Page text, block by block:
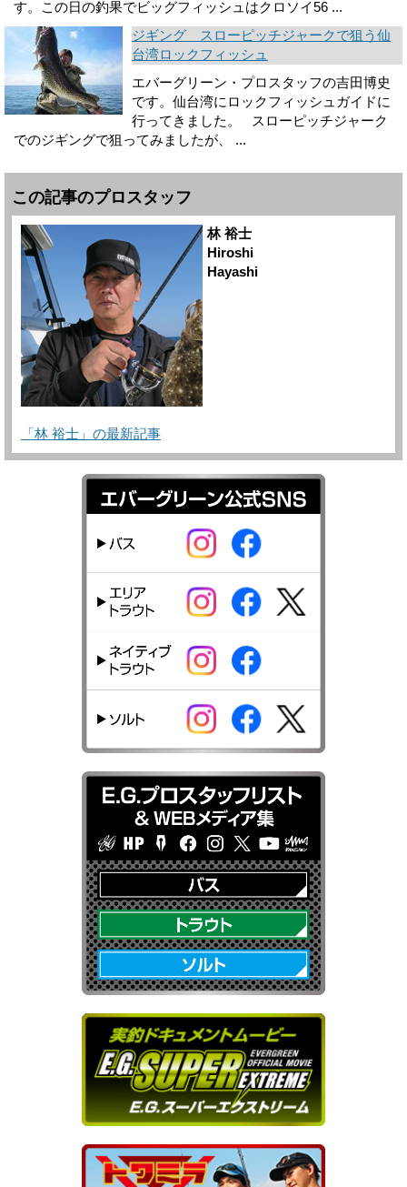
す。この日の釣果でビッグフィッシュはクロソイ56 ...
ジギング スローピッチジャークで狙う仙
台湾ロックフィッシュ
エバーグリーン・プロスタッフの吉田博史
です。仙台湾にロックフィッシュガイドに
行ってきました。 スローピッチジャーク
でのジギングで狙ってみましたが、 ...
この記事のプロスタッフ
林 裕士
Hiroshi
Hayashi
「林 裕士」の最新記事